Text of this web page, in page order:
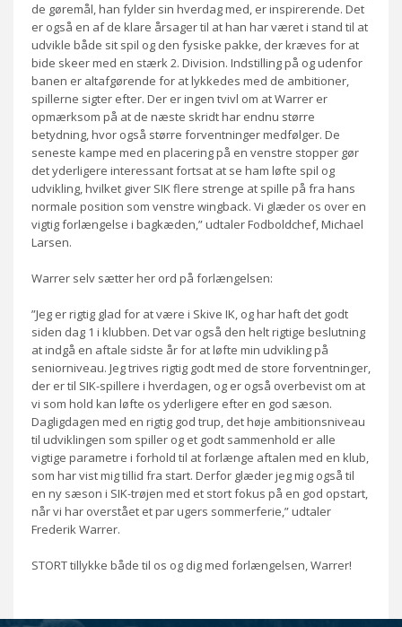
de gøremål, han fylder sin hverdag med, er inspirerende. Det
er også en af de klare årsager til at han har været i stand til at
udvikle både sit spil og den fysiske pakke, der kræves for at
bide skeer med en stærk 2. Division. Indstilling på og udenfor
banen er altafgørende for at lykkedes med de ambitioner,
spillerne sigter efter. Der er ingen tvivl om at Warrer er
opmærksom på at de næste skridt har endnu større
betydning, hvor også større forventninger medfølger. De
seneste kampe med en placering på en venstre stopper gør
det yderligere interessant fortsat at se ham løfte spil og
udvikling, hvilket giver SIK flere strenge at spille på fra hans
normale position som venstre wingback. Vi glæder os over en
vigtig forlængelse i bagkæden,” udtaler Fodboldchef, Michael
Larsen.
Warrer selv sætter her ord på forlængelsen:
”Jeg er rigtig glad for at være i Skive IK, og har haft det godt
siden dag 1 i klubben. Det var også den helt rigtige beslutning
at indgå en aftale sidste år for at løfte min udvikling på
seniorniveau. Jeg trives rigtig godt med de store forventninger,
der er til SIK-spillere i hverdagen, og er også overbevist om at
vi som hold kan løfte os yderligere efter en god sæson.
Dagligdagen med en rigtig god trup, det høje ambitionsniveau
til udviklingen som spiller og et godt sammenhold er alle
vigtige parametre i forhold til at forlænge aftalen med en klub,
som har vist mig tillid fra start. Derfor glæder jeg mig også til
en ny sæson i SIK-trøjen med et stort fokus på en god opstart,
når vi har overstået et par ugers sommerferie,” udtaler
Frederik Warrer.
STORT tillykke både til os og dig med forlængelsen, Warrer!